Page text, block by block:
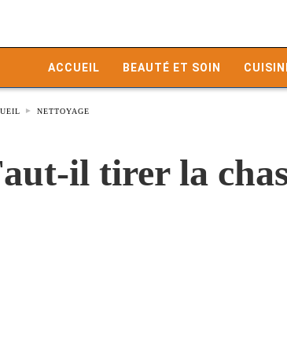
ACCUEIL BEAUTÉ ET SOIN
NETTOYAGE
il tirer la